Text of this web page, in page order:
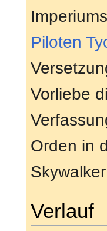
Piloten
Vorliebe
Orden in
Verlauf